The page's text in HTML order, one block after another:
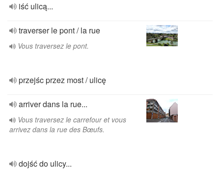
iść ulicą...
traverser le pont / la rue
Vous traversez le pont.
przejśc przez most / ulicę
arriver dans la rue...
Vous traversez le carrefour et vous
arrivez dans la rue des Bœufs.
dojść do ulicy...